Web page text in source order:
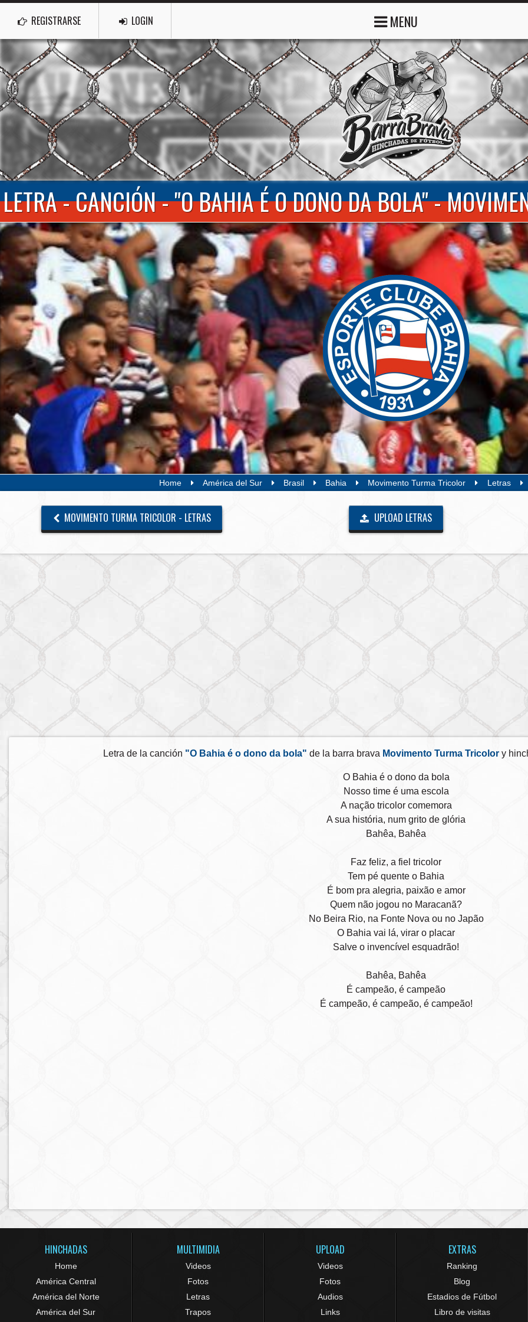
REGISTRARSE LOGIN MENU
LETRA - CANCIÓN - "O BAHIA É O DONO DA BOLA" -
Home América del Sur Brasil Bahia Movimento Turma Tricolor Letras
MOVIMENTO TURMA TRICOLOR - LETRAS UPLOAD LETRAS
Letra de la canción "O Bahia é o dono da bola" de la barra brava Movimento Turma Tricolor y
O Bahia é o dono da bola
Nosso time é uma escola
A nação tricolor comemora
A sua história, num grito de glória
Bahêa, Bahêa
Faz feliz, a fiel tricolor
Tem pé quente o Bahia
É bom pra alegria, paixão e amor
Quem não jogou no Maracanã?
No Beira Rio, na Fonte Nova ou no Japão
O Bahia vai lá, virar o placar
Salve o invencível esquadrão!
Bahêa, Bahêa
É campeão, é campeão
É campeão, é campeão, é campeão!
HINCHADAS
Home
América Central
América del Norte
América del Sur
MULTIMIDIA
Videos
Fotos
Letras
Trapos
UPLOAD
Videos
Fotos
Audios
Links
EXTRAS
Ranking
Blog
Estadios de Fútbol
Libro de visitas